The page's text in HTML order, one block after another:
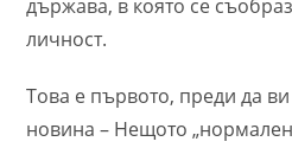
държава, в която се
личност.
Това е първото, преди да
новина – Нещото